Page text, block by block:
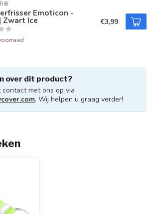
Emoticon -
Zwart Ice €3,99
over dit product?
met ons op via
. Wij helpen u graag verder!